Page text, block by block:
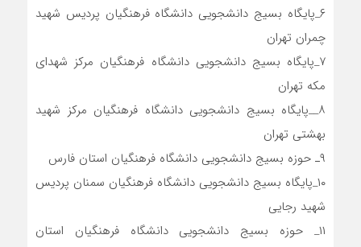
۶_پایگاه بسیج دانشجویی دانشگاه فرهنگیان پردیس شهید
چمران تهران
۷_پایگاه بسیج دانشجویی دانشگاه فرهنگیان مرکز شهدای
مکه تهران
۸__پایگاه بسیج دانشجویی دانشگاه فرهنگیان مرکز شهید
بهشتی تهران
۹ـ حوزه بسیج دانشجویی دانشگاه فرهنگیان استان فارس
۱۰_پایگاه بسیج دانشجویی دانشگاه فرهنگیان سمنان پردیس
شهید رجایی
۱۱_ حوزه بسیج دانشجویی دانشگاه فرهنگیان استان